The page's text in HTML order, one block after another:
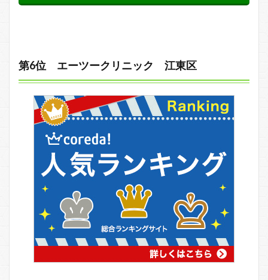
第6位 エーツークリニック 江東区